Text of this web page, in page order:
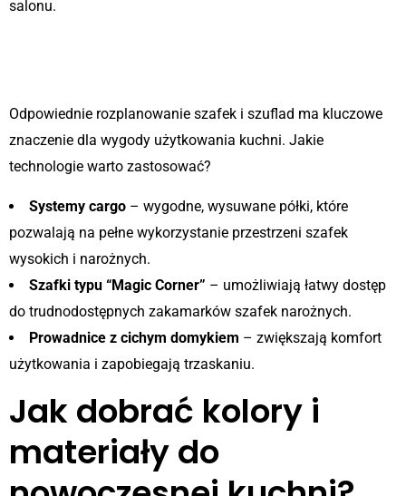
salonu.
Odpowiednie rozplanowanie szafek i szuflad ma kluczowe
znaczenie dla wygody użytkowania kuchni. Jakie
technologie warto zastosować?
Systemy cargo – wygodne, wysuwane półki, które
pozwalają na pełne wykorzystanie przestrzeni szafek
wysokich i narożnych.
Szafki typu “Magic Corner” – umożliwiają łatwy dostęp
do trudnodostępnych zakamarków szafek narożnych.
Prowadnice z cichym domykiem – zwiększają komfort
użytkowania i zapobiegają trzaskaniu.
Jak dobrać kolory i
materiały do